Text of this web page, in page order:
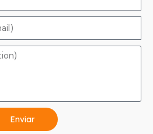
Enviar